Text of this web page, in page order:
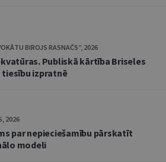
BIROJS RASNAČS”, 2026
Publiskā kārtība Briseles
tiesību izpratnē
2026
par nepieciešamību pārskatīt
modeli